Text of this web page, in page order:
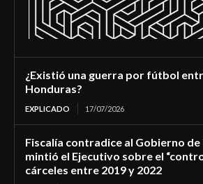
¿Existió una guerra por fútbol
Honduras?
EXPLICADO 17/07/2026
Fiscalía contradice al Gobierno de
mintió el Ejecutivo sobre el
cárceles entre 2019 y 2022